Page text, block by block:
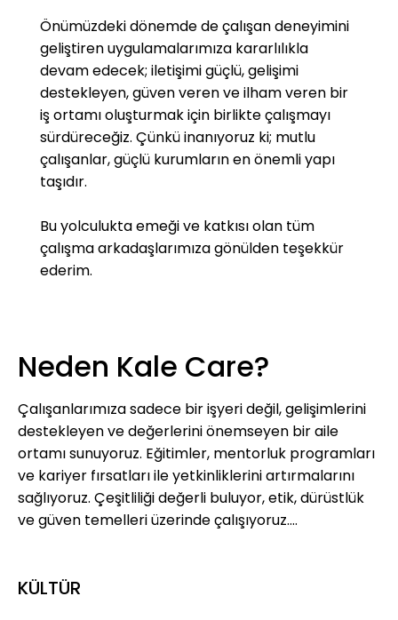
Önümüzdeki dönemde de çalışan deneyimini
geliştiren uygulamalarımıza kararlılıkla
devam edecek; iletişimi güçlü, gelişimi
destekleyen, güven veren ve ilham veren bir
iş ortamı oluşturmak için birlikte çalışmayı
sürdüreceğiz. Çünkü inanıyoruz ki; mutlu
çalışanlar, güçlü kurumların en önemli yapı
taşıdır.
Bu yolculukta emeği ve katkısı olan tüm
çalışma arkadaşlarımıza gönülden teşekkür
ederim.
Neden Kale Care?
Çalışanlarımıza sadece bir işyeri değil, gelişimlerini
destekleyen ve değerlerini önemseyen bir aile
ortamı sunuyoruz. Eğitimler, mentorluk programları
ve kariyer fırsatları ile yetkinliklerini artırmalarını
sağlıyoruz. Çeşitliliği değerli buluyor, etik, dürüstlük
ve güven temelleri üzerinde çalışıyoruz.
Sektördeki güçlü konumumuzla, güvenilir ve sorumlu
KÜLTÜR